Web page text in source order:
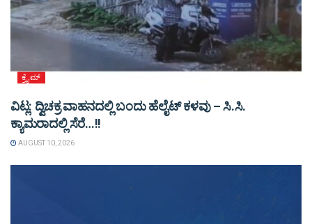
ಕ್ರೈಮ್
ವಿಟ್ಲ: ದ್ವಿಚಕ್ರ ವಾಹನದಲ್ಲಿ ಬಂದು ಹೆಲೈಟ್ ಕಳವು – ಸಿ.ಸಿ.
ಕ್ಯಾಮರಾದಲ್ಲಿ ಸೆರೆ…!!
AUGUST 10, 2026